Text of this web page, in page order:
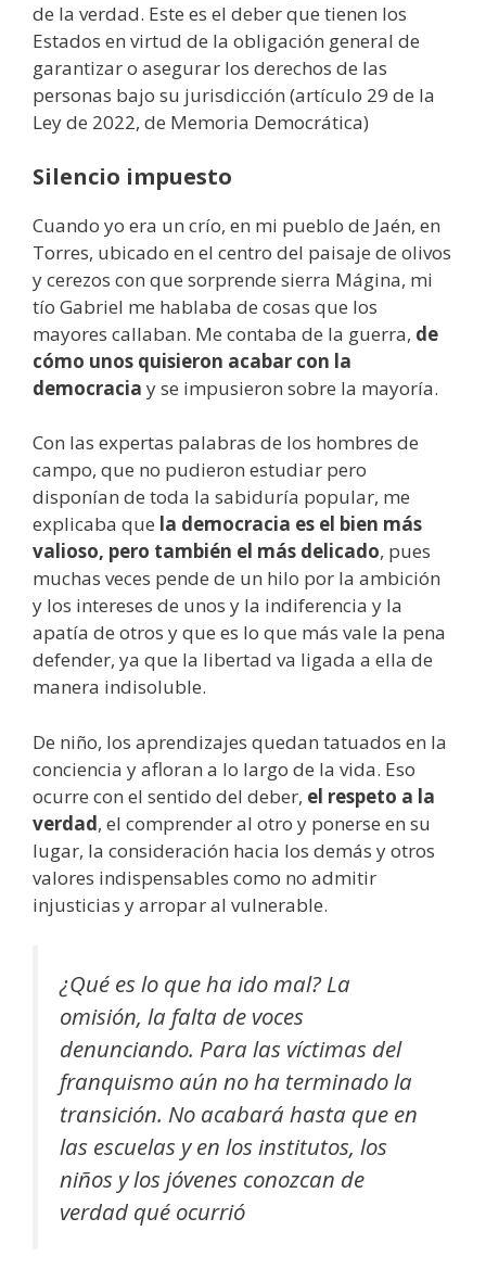
de la verdad. Este es el deber que tienen los
Estados en virtud de la obligación general de
garantizar o asegurar los derechos de las
personas bajo su jurisdicción (artículo 29 de la
Ley de 2022, de Memoria Democrática)
Silencio impuesto
Cuando yo era un crío, en mi pueblo de Jaén, en
Torres, ubicado en el centro del paisaje de olivos
y cerezos con que sorprende sierra Mágina, mi
tío Gabriel me hablaba de cosas que los
mayores callaban. Me contaba de la guerra, de
cómo unos quisieron acabar con la
democracia y se impusieron sobre la mayoría.
Con las expertas palabras de los hombres de
campo, que no pudieron estudiar pero
disponían de toda la sabiduría popular, me
explicaba que la democracia es el bien más
valioso, pero también el más delicado, pues
muchas veces pende de un hilo por la ambición
y los intereses de unos y la indiferencia y la
apatía de otros y que es lo que más vale la pena
defender, ya que la libertad va ligada a ella de
manera indisoluble.
De niño, los aprendizajes quedan tatuados en la
conciencia y afloran a lo largo de la vida. Eso
ocurre con el sentido del deber, el respeto a la
verdad, el comprender al otro y ponerse en su
lugar, la consideración hacia los demás y otros
valores indispensables como no admitir
injusticias y arropar al vulnerable.
¿Qué es lo que ha ido mal? La
omisión, la falta de voces
denunciando. Para las víctimas del
franquismo aún no ha terminado la
transición. No acabará hasta que en
las escuelas y en los institutos, los
niños y los jóvenes conozcan de
verdad qué ocurrió